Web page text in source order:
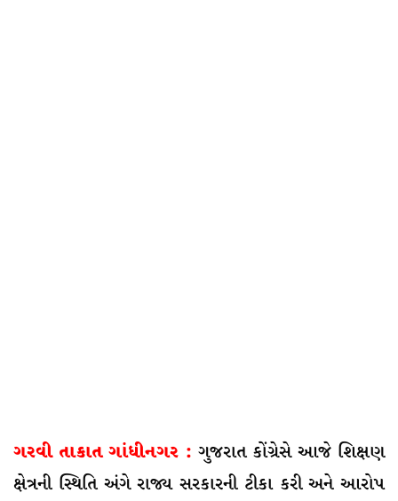
ગરવી તાકાત ગાંધીનગર : ગુજરાત કોંગ્રેસે આજે શિક્ષણ
ક્ષેત્રની સ્થિતિ અંગે રાજ્ય સરકારની ટીકા કરી અને આરોપ